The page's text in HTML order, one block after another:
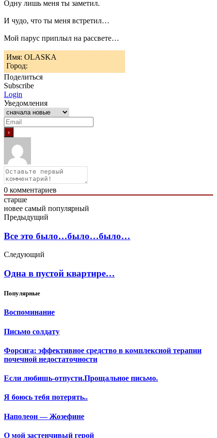
Одну лишь меня ты заметил.
И чудо, что ты меня встретил…
Мой парус приплыл на рассвете…
Имя: OLASKA
Город:
Поделиться
Subscribe
Login
Уведомления
0 комментариев
старше
новее самый популярный
Предыдущий
Все это было…было…было…
Следующий
Одна в пустой квартире…
Популярные
Воспоминание
Письмо солдату
Форсига: эффективное средство в комплексной терапии
почечной недостаточности
Если любишь-отпусти.Прощальное письмо.
Я боюсь тебя потерять..
Наполеон — Жозефине
О мой застенчивый герой